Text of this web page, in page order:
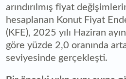
arındırılmış fiyat
hesaplanan Konut Fiyat
(KFE), 2025 yılı Haziran
göre yüzde 2,0 oranında
seviyesinde gerçekleşti.